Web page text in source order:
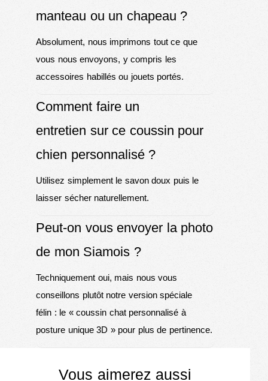
manteau ou un chapeau ?
Absolument, nous imprimons tout ce que
vous nous envoyons, y compris les
accessoires habillés ou jouets portés.
Comment faire un
entretien sur ce coussin pour
chien personnalisé ?
Utilisez simplement le savon doux puis le
laisser sécher naturellement.
Peut-on vous envoyer la photo
de mon Siamois ?
Techniquement oui, mais nous vous
conseillons plutôt notre version spéciale
félin : le « coussin chat personnalisé à
posture unique 3D » pour plus de pertinence.
Vous aimerez aussi